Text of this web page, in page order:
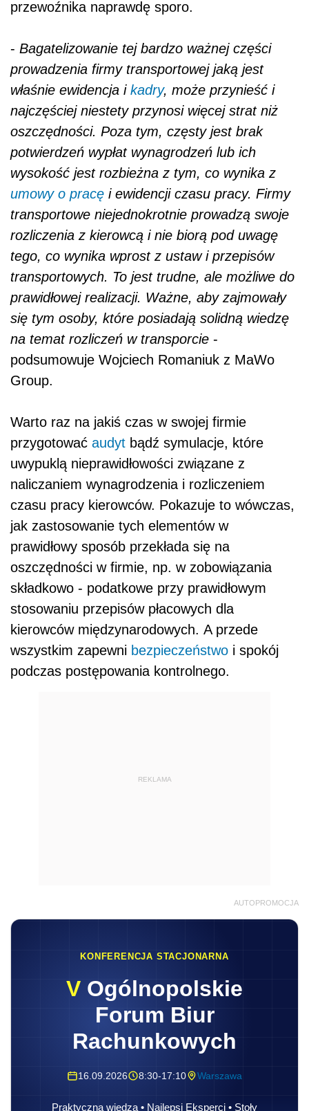
przewoźnika naprawdę sporo.
- Bagatelizowanie tej bardzo ważnej części
prowadzenia firmy transportowej jaką jest
właśnie ewidencja i kadry, może przynieść i
najczęściej niestety przynosi więcej strat niż
oszczędności. Poza tym, częsty jest brak
potwierdzeń wypłat wynagrodzeń lub ich
wysokość jest rozbieżna z tym, co wynika z
umowy o pracę i ewidencji czasu pracy. Firmy
transportowe niejednokrotnie prowadzą swoje
rozliczenia z kierowcą i nie biorą pod uwagę
tego, co wynika wprost z ustaw i przepisów
transportowych. To jest trudne, ale możliwe do
prawidłowej realizacji. Ważne, aby zajmowały
się tym osoby, które posiadają solidną wiedzę
na temat rozliczeń w transporcie -
podsumowuje Wojciech Romaniuk z MaWo
Group.
Warto raz na jakiś czas w swojej firmie
przygotować audyt bądź symulacje, które
uwypuklą nieprawidłowości związane z
naliczaniem wynagrodzenia i rozliczeniem
czasu pracy kierowców. Pokazuje to wówczas,
jak zastosowanie tych elementów w
prawidłowy sposób przekłada się na
oszczędności w firmie, np. w zobowiązania
składkowo - podatkowe przy prawidłowym
stosowaniu przepisów płacowych dla
kierowców międzynarodowych. A przede
wszystkim zapewni bezpieczeństwo i spokój
podczas postępowania kontrolnego.
REKLAMA
AUTOPROMOCJA
KONFERENCJA STACJONARNA
V Ogólnopolskie
Forum Biur
Rachunkowych
16.09.2026 8:30-17:10 Warszawa
Praktyczna wiedza • Najlepsi Eksperci • Stoły